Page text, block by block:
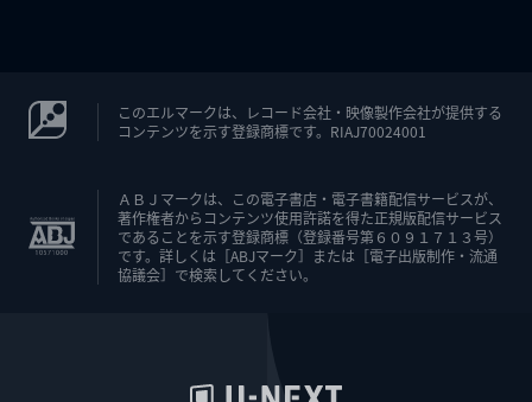
このエルマークは、レコード会社・映像製作会社が提供する
コンテンツを示す登録商標です。RIAJ70024001
ＡＢＪマークは、この電子書店・電子書籍配信サービスが、
著作権者からコンテンツ使用許諾を得た正規版配信サービス
であることを示す登録商標（登録番号第６０９１７１３号）
です。詳しくは［ABJマーク］または［電子出版制作・流通
協議会］で検索してください。